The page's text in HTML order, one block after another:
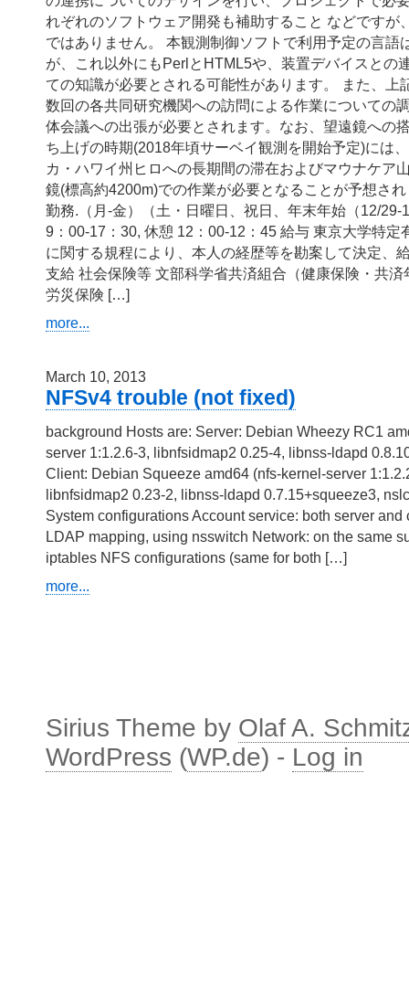
れぞれのソフトウェア開発も補助すること などですが
ではありません。 本観測制御ソフトで利用予定の言語
が、これ以外にもPerlとHTML5や、装置デバイスとの
ての知識が必要とされる可能性があります。 また、上
数回の各共同研究機関への訪問による作業についての
体会議への出張が必要とされます。なお、望遠鏡への
ち上げの時期(2018年頃サーベイ観測を開始予定)には
カ・ハワイ州ヒロへの長期間の滞在およびマウナケア
鏡(標高約4200m)での作業が必要となることが予想さ
勤務.（月-金）（土・日曜日、祝日、年末年始（12/29-
9：00-17：30, 休憩 12：00-12：45 給与 東京大学特定
に関する規程により、本人の経歴等を勘案して決定、
支給 社会保険等 文部科学省共済組合（健康保険・共
労災保険 […]
more...
March 10, 2013
NFSv4 trouble (not fixed)
background Hosts are: Server: Debian Wheezy RC1
server 1:1.2.6-3, libnfsidmap2 0.25-4, libnss-ldapd
Client: Debian Squeeze amd64 (nfs-kernel-server
libnfsidmap2 0.23-2, libnss-ldapd 0.7.15+squeeze3,
System configurations Account service: both server and
LDAP mapping, using nsswitch Network: on the same
iptables NFS configurations (same for both […]
more...
Sirius Theme by Olaf A.
WordPress (WP.de) - Log in